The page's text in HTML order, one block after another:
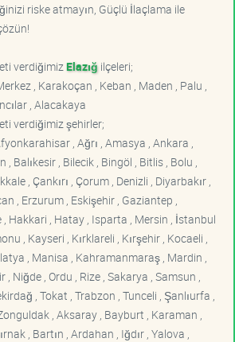
riske atmayın, Güçlü İlaçlama ile
verdiğimiz Elazığ ilçeleri;
, Karakoçan , Keban , Maden , Palu ,
, Alacakaya
verdiğimiz şehirler;
, Ağrı , Amasya , Ankara ,
Balıkesir , Bilecik , Bingöl , Bitlis , Bolu ,
, Çankırı , Çorum , Denizli , Diyarbakır ,
, Erzurum , Eskişehir , Gaziantep ,
, Hakkari , Hatay , Isparta , Mersin , İstanbul
, Kayseri , Kırklareli , Kırşehir , Kocaeli ,
, Manisa , Kahramanmaraş , Mardin ,
Niğde , Ordu , Rize , Sakarya , Samsun ,
, Tokat , Trabzon , Tunceli , Şanlıurfa ,
, Aksaray , Bayburt , Karaman ,
, Bartın , Ardahan , Iğdır , Yalova ,